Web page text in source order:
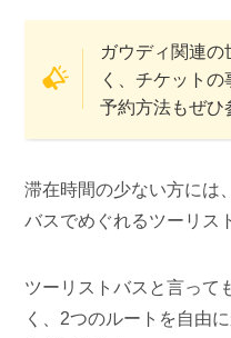
ガウディ関連
く、チケットの
予約方法もぜひ
滞在時間の少ない方には
バスでめぐれるツーリス
ツーリストバスと言って
く、2つのルートを自由